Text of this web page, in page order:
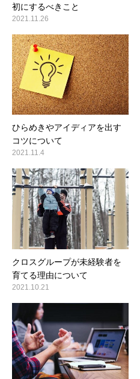
初にするべきこと
2021.11.26
ひらめきやアイディアを出す
コツについて
2021.11.4
クロスグループが未経験者を
育てる理由について
2021.10.21